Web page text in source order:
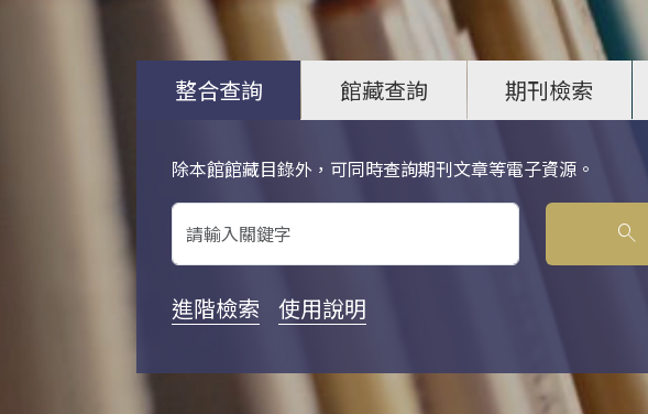
整合查詢 館藏查詢 期刊檢索
除本館館藏目錄外，可同時查詢期刊文章等電子資源。
關鍵字搜尋
search
進階檢索 使用說明